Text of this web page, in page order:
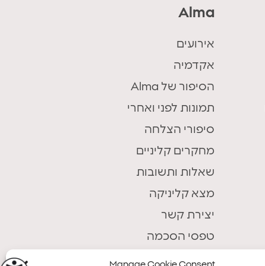
Alma
אירועים
אקדמיה
הסיפור של Alma
תמונות לפני ואחרי
סיפורי הצלחה
מחקרים קליניים
שאלות ותשובות
מצא קליניקה
יצירת קשר
טפסי הסכמה